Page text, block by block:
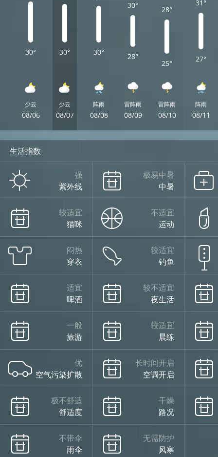
30°
少云
08/06
30°
少云
08/07
30°
阵雨
08/08
30°
28°
雷阵雨
08/09
28°
25°
雷阵雨
08/10
31°
27°
阵雨
08/11
生活指数
强
紫外线
极易中暑
中暑
较适宜
猫咪
不适宜
运动
闷热
穿衣
较适宜
钓鱼
适宜
啤酒
较不适宜
夜生活
一般
旅游
较适宜
晨练
优
空气污染扩散
长时间开启
空调开启
极不舒适
舒适度
干燥
路况
不带伞
雨伞
无需防护
风寒